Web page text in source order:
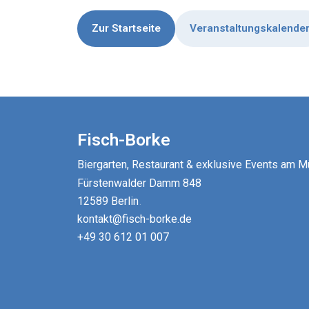
Zur Startseite Veranstaltungskalender
Fisch-Borke
Biergarten, Restaurant & exklusive Events am
Fürstenwalder Damm 848
12589 Berlin
kontakt@fisch-borke.de
+49 30 612 01 007